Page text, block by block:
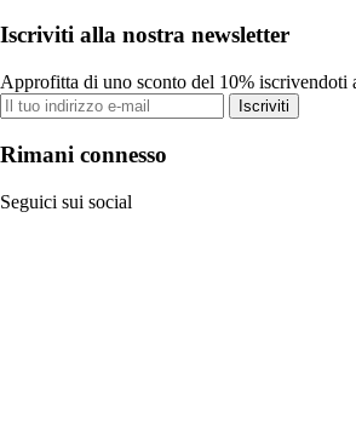
Iscriviti alla nostra newsletter
Approfitta di uno sconto del 10% iscrivendoti
Iscriviti
Rimani connesso
Seguici sui social